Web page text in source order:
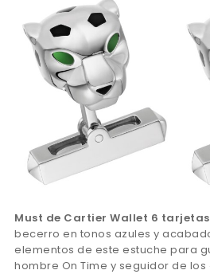
Must de Cartier Wallet 6
becerro en tonos azules y
elementos de este estuche para
hombre On Time y seguidor de